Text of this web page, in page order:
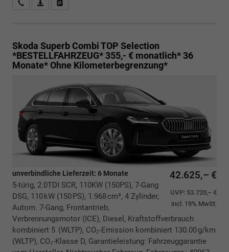
Rückrufbitte absenden
PDF-Datei, Fahrzeugexposé drucken
Skoda Superb CombiTOP Selection
*BESTELLFAHRZEUG* 355,- € monatlich* 36
Monate* Ohne Kilometerbegrenzung*
42.625,– €
UVP: 53.720,– €
incl. 19% MwSt.
unverbindliche Lieferzeit: 6 Monate
5-türig, 2.0TDI SCR, 110KW (150PS), 7-Gang
DSG, 110 kW (150 PS), 1.968 cm³, 4 Zylinder,
Autom. 7-Gang, Frontantrieb,
Verbrennungsmotor (ICE), Diesel, Kraftstoffverbrauch
kombiniert 5 (WLTP), CO₂-Emission kombiniert 130.00 g/km
(WLTP), CO₂-Klasse D, Garantieleistung: Fahrzeuggarantie